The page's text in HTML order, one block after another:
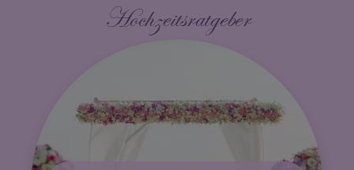
Hochzeitsratgeber